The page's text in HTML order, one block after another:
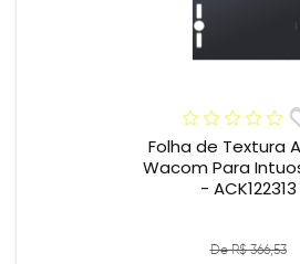
Folha de Textura
Wacom Para
- ACK122313
De R$ 366,53